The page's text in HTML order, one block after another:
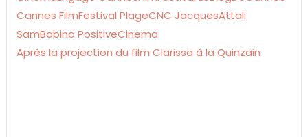
Après la projection du film Clarissa à la Quinzain